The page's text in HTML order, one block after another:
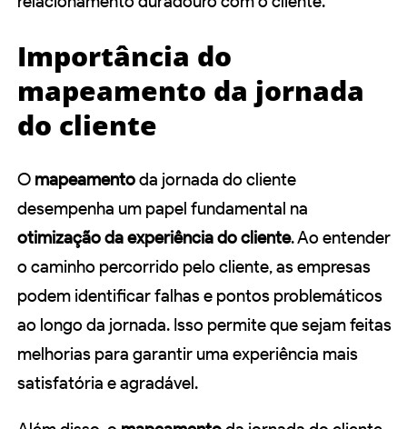
Importância do
mapeamento da jornada
do cliente
O mapeamentoda jornada do cliente
desempenha um papel fundamental na
otimização da experiência do cliente. Ao entender
o caminho percorrido pelo cliente, as empresas
podem identificar falhas e pontos problemáticos
ao longo da jornada. Isso permite que sejam feitas
melhorias para garantir uma experiência mais
satisfatória e agradável.